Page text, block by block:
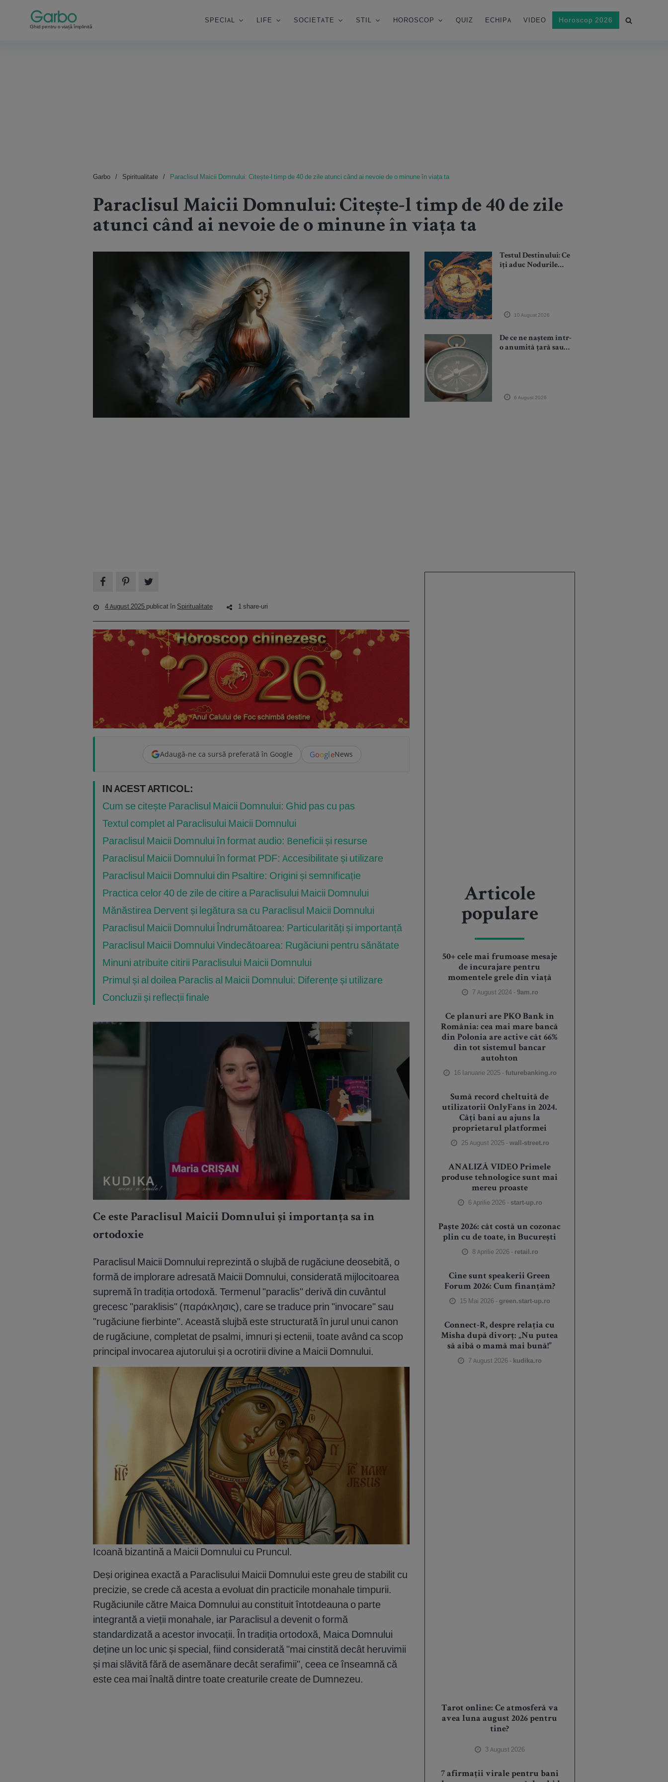
Ghid pentru o viață împlinită
SPECIAL LIFE SOCIETATE STIL HOROSCOP QUIZ ECHIPA VIDEO Horoscop 2026
Garbo Spiritualitate Paraclisul Maicii Domnului: Citește-l timp de 40 de zile atunci când ai nevoie de o minune în viața ta
Paraclisul Maicii Domnului: Citește-l timp de 40 de zile
atunci când ai nevoie de o minune în viața ta
Testul Destinului: Ce
îți aduc Nodurile
10 August 2026
De ce ne naștem într-
o anumită țară sau
6 August 2026
4 August 2025 publicat în Spiritualitate 1 share-uri
Adaugă-ne ca sursă preferată în Google GoogleNews
IN ACEST ARTICOL:
Cum se citește Paraclisul Maicii Domnului: Ghid pas cu pas
Textul complet al Paraclisului Maicii Domnului
Paraclisul Maicii Domnului în format audio: Beneficii și resurse
Paraclisul Maicii Domnului în format PDF: Accesibilitate și utilizare
Paraclisul Maicii Domnului din Psaltire: Origini și semnificație
Practica celor 40 de zile de citire a Paraclisului Maicii Domnului
Mănăstirea Dervent și legătura sa cu Paraclisul Maicii Domnului
Paraclisul Maicii Domnului Îndrumătoarea: Particularități și importanță
Paraclisul Maicii Domnului Vindecătoarea: Rugăciuni pentru sănătate
Minuni atribuite citirii Paraclisului Maicii Domnului
Primul și al doilea Paraclis al Maicii Domnului: Diferențe și utilizare
Concluzii și reflecții finale
Ce este Paraclisul Maicii Domnului și importanța sa în
ortodoxie
Paraclisul Maicii Domnului reprezintă o slujbă de rugăciune deosebită, o
formă de implorare adresată Maicii Domnului, considerată mijlocitoarea
supremă în tradiția ortodoxă. Termenul "paraclis" derivă din cuvântul
grecesc "paraklisis" (παράκλησις), care se traduce prin "invocare" sau
"rugăciune fierbinte". Această slujbă este structurată în jurul unui canon
de rugăciune, completat de psalmi, imnuri și ectenii, toate având ca scop
principal invocarea ajutorului și a ocrotirii divine a Maicii Domnului.
Icoană bizantină a Maicii Domnului cu Pruncul.
Deși originea exactă a Paraclisului Maicii Domnului este greu de stabilit cu
precizie, se crede că acesta a evoluat din practicile monahale timpurii.
Rugăciunile către Maica Domnului au constituit întotdeauna o parte
integrantă a vieții monahale, iar Paraclisul a devenit o formă
standardizată a acestor invocații. În tradiția ortodoxă, Maica Domnului
deține un loc unic și special, fiind considerată "mai cinstită decât heruvimii
și mai slăvită fără de asemănare decât serafimii", ceea ce înseamnă că
este cea mai înaltă dintre toate creaturile create de Dumnezeu.
Articole
populare
50+ cele mai frumoase mesaje
de încurajare pentru
momentele grele din viață
7 August 2024 -9am.ro
Ce planuri are PKO Bank în
România: cea mai mare bancă
din Polonia are active cât 66%
din tot sistemul bancar
autohton
16 Ianuarie 2025 -futurebanking.ro
Sumă record cheltuită de
utilizatorii OnlyFans în 2024.
Câți bani au ajuns la
proprietarul platformei
25 August 2025 -wall-street.ro
ANALIZĂ VIDEO Primele
produse tehnologice sunt mai
mereu proaste
6 Aprilie 2026 - start-up.ro
Paște 2026: cât costă un cozonac
plin cu de toate, în București
8 Aprilie 2026 - retail.ro
Cine sunt speakerii Green
Forum 2026: Cum finanțăm?
15 Mai 2026 - green.start-up.ro
Connect-R, despre relația cu
Misha după divorț: „Nu putea
să aibă o mamă mai bună!”
7 August 2026 - kudika.ro
Tarot online: Ce atmosferă va
avea luna august 2026 pentru
tine?
3 August 2026
7 afirmații virale pentru bani